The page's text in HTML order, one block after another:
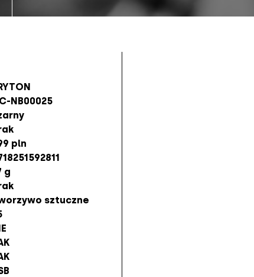
NB00025
pln
g
sztuczne